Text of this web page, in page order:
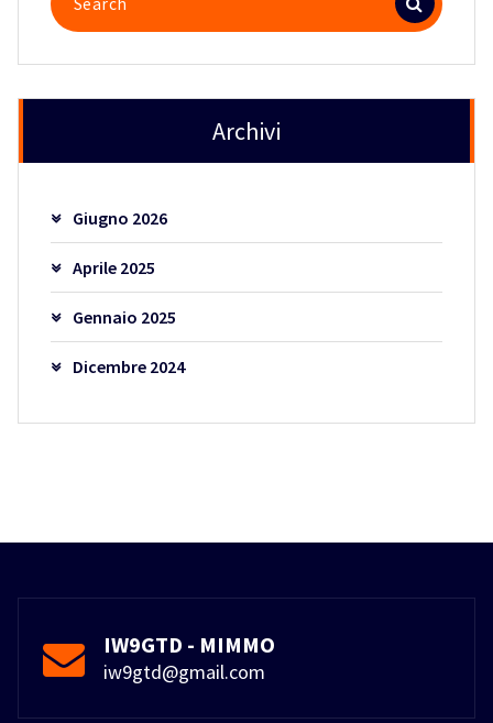
for:
Archivi
Giugno 2026
Aprile 2025
Gennaio 2025
Dicembre 2024
IW9GTD - MIMMO
iw9gtd@gmail.com